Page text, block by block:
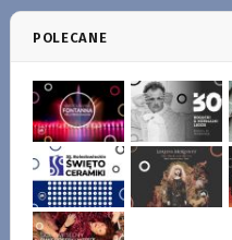
POLECANE